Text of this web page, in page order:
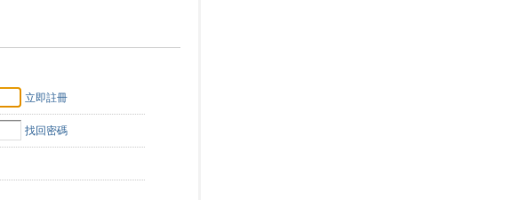
立即註冊
找回密碼